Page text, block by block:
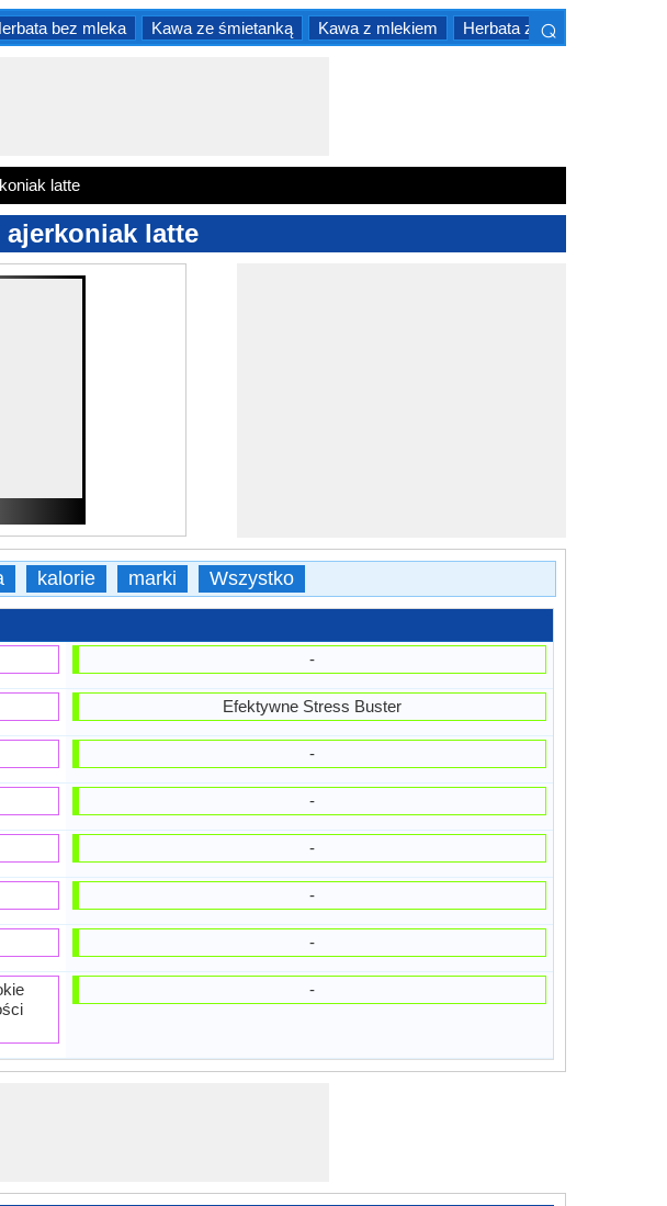
bez mleka Kawa ze śmietanką Kawa z mlekiem Herbata z mlekiem
⌕
latte
ajerkoniak latte
kalorie marki Wszystko
-
Efektywne Stress Buster
-
-
-
-
-
-